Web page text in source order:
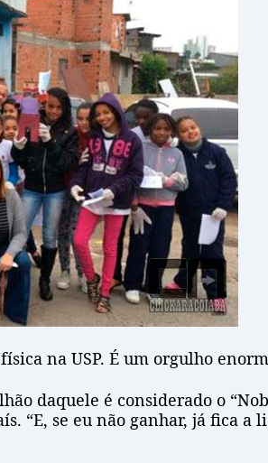
na USP. É um orgulho
daquele é considerado o
“E, se eu não ganhar, já fica a